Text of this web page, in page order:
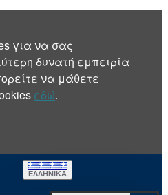
για να σας
δυνατή εμπειρία
να μάθετε
εδώ.
ΕΛΛΗΝΙΚΆ